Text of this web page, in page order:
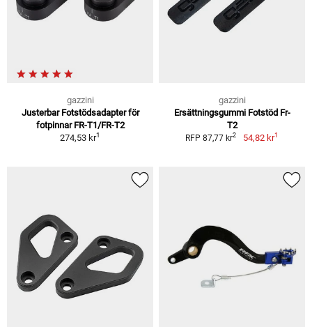
gazzini
Justerbar Fotstödsadapter för
fotpinnar FR-T1/FR-T2
274,53 kr1
gazzini
Ersättningsgummi Fotstöd Fr-
T2
RFP 87,77 kr2 54,82 kr1